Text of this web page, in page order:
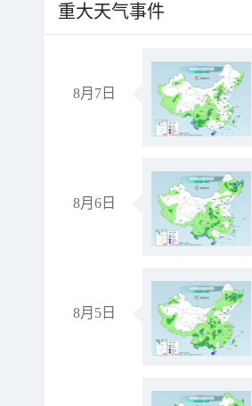
重大天气事件
8月7日
8月6日
8月5日